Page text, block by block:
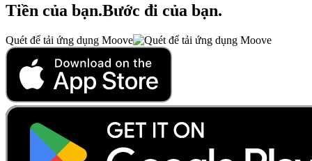
Tiền của bạn.Bước đi của bạn.
Quét để tải ứng dụng Moove